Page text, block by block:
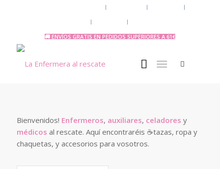
🚚 ENVÍOS GRATIS EN PEDIDOS SUPERIORES A 61€
Bienvenidos! Enfermeros, auxiliares, celadores y
médicos al rescate. Aquí encontraréis ☕tazas, ropa y
chaquetas, y accesorios para vosotros.